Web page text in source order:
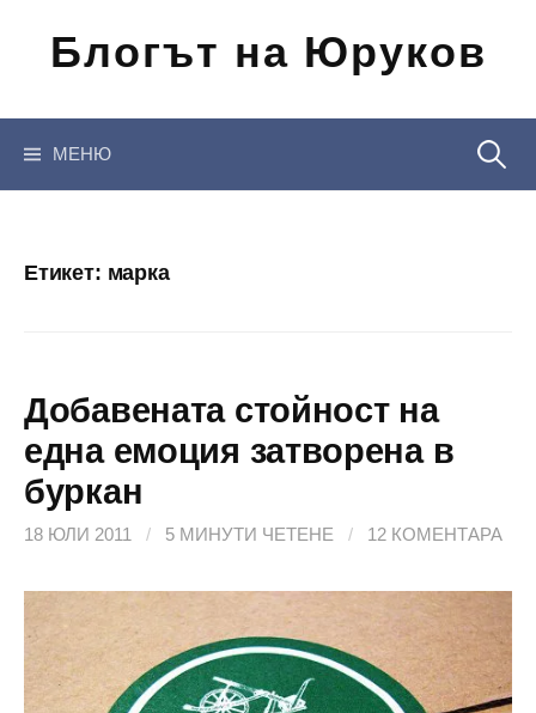
съдържанието
Блогът на Юруков
МЕНЮ
Етикет: марка
Добавената стойност на
една емоция затворена в
буркан
18 ЮЛИ 2011 / 5 МИНУТИ ЧЕТЕНЕ / 12 КОМЕНТАРА